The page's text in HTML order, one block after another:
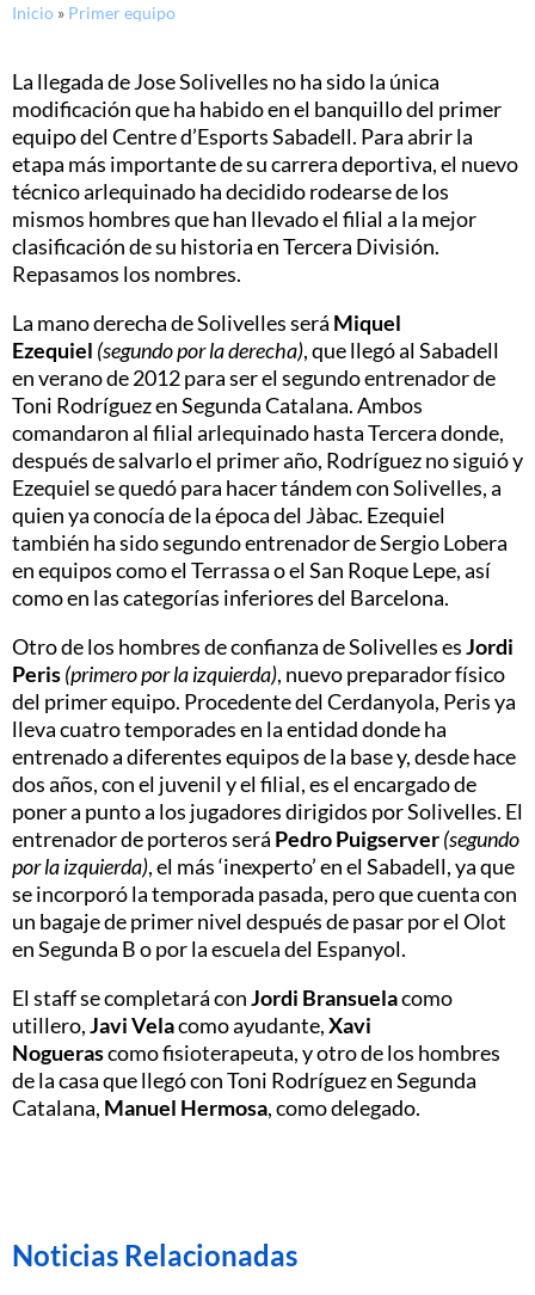
Inicio » Primer equipo
La llegada de Jose Solivelles no ha sido la única
modificación que ha habido en el banquillo del primer
equipo del Centre d’Esports Sabadell. Para abrir la
etapa más importante de su carrera deportiva, el nuevo
técnico arlequinado ha decidido rodearse de los
mismos hombres que han llevado el filial a la mejor
clasificación de su historia en Tercera División.
Repasamos los nombres.
La mano derecha de Solivelles será Miquel
Ezequiel (segundo por la derecha), que llegó al Sabadell
en verano de 2012 para ser el segundo entrenador de
Toni Rodríguez en Segunda Catalana. Ambos
comandaron al filial arlequinado hasta Tercera donde,
después de salvarlo el primer año, Rodríguez no siguió y
Ezequiel se quedó para hacer tándem con Solivelles, a
quien ya conocía de la época del Jàbac. Ezequiel
también ha sido segundo entrenador de Sergio Lobera
en equipos como el Terrassa o el San Roque Lepe, así
como en las categorías inferiores del Barcelona.
Otro de los hombres de confianza de Solivelles esJordi
Peris(primero por la izquierda), nuevo preparador físico
del primer equipo. Procedente del Cerdanyola, Peris ya
lleva cuatro temporades en la entidad donde ha
entrenado a diferentes equipos de la base y, desde hace
dos años, con el juvenil y el filial, es el encargado de
poner a punto a los jugadores dirigidos por Solivelles. El
entrenador de porteros será Pedro Puigserver(segundo
por la izquierda), el más ‘inexperto’ en el Sabadell, ya que
se incorporó la temporada pasada, pero que cuenta con
un bagaje de primer nivel después de pasar por el Olot
en Segunda B o por la escuela del Espanyol.
El staff se completará conJordi Bransuelacomo
utillero,Javi Velacomo ayudante,Xavi
Noguerascomo fisioterapeuta, y otro de los hombres
de la casa que llegó con Toni Rodríguez en Segunda
Catalana, Manuel Hermosa, como delegado.
Noticias Relacionadas